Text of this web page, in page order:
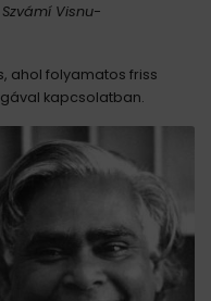
Visnu-
ahol folyamatos friss
kapcsolatban.